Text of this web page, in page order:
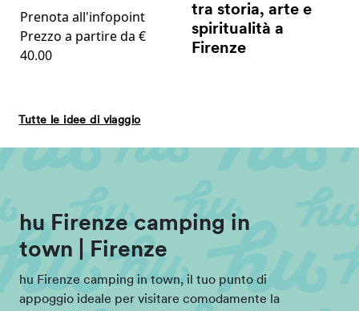
Prenota all'infopoint
Prezzo a partire da €
40.00
tra storia, arte e
spiritualità a
Firenze
Tutte le idee di viaggio
hu Firenze camping in
town | Firenze
hu Firenze camping in town, il tuo punto di
appoggio ideale per visitare comodamente la